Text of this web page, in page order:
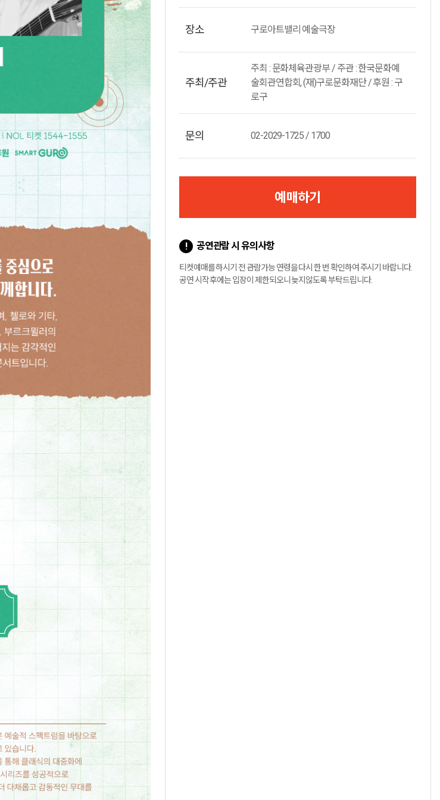
장소 구로아트밸리 예술극장
주최/주관
주최 : 문화체육관광부 / 주관 : 한국문화예
술회관연합회, (재)구로문화재단 / 후원 : 구
로구
문의 02-2029-1725 / 1700
예매하기
공연관람 시 유의사항
티켓예매를 하시기 전 관람가능 연령을 다시 한 번 확인하여 주시기 바랍니다.
공연 시작 후에는 입장이 제한되오니 늦지않도록 부탁드립니다.